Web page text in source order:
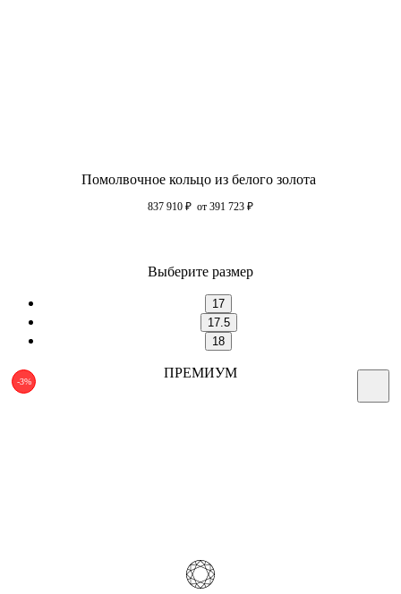
Помолвочное кольцо из белого золота
837 910 ₽ от 391 723 ₽
Выберите размер
17
17.5
18
-3%
ПРЕМИУМ